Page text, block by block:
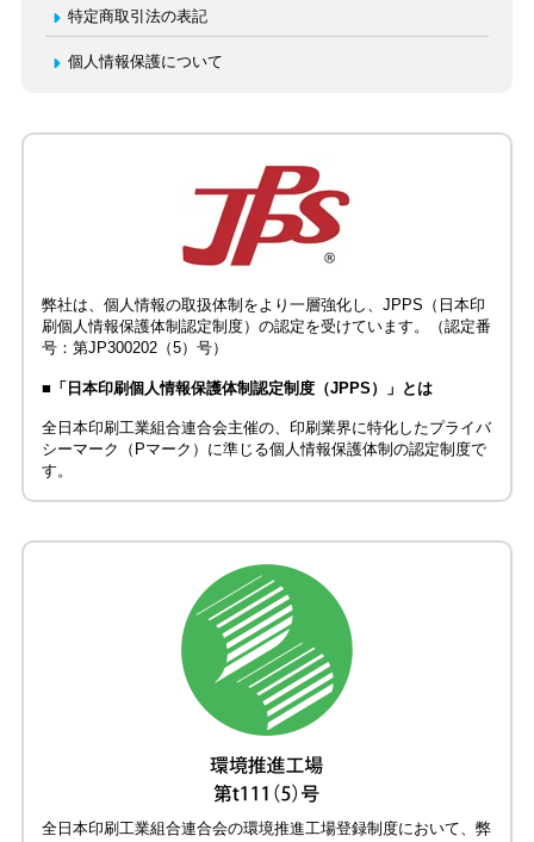
特定商取引法の表記
個人情報保護について
弊社は、個人情報の取扱体制をより一層強化し、JPPS（日本印
刷個人情報保護体制認定制度）の認定を受けています。（認定番
号：第JP300202（5）号）
■「日本印刷個人情報保護体制認定制度（JPPS）」とは
全日本印刷工業組合連合会主催の、印刷業界に特化したプライバ
シーマーク（Pマーク）に準じる個人情報保護体制の認定制度で
す。
全日本印刷工業組合連合会の環境推進工場登録制度において、弊